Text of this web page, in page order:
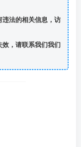
法的相关信息，访
，请联系我们我们